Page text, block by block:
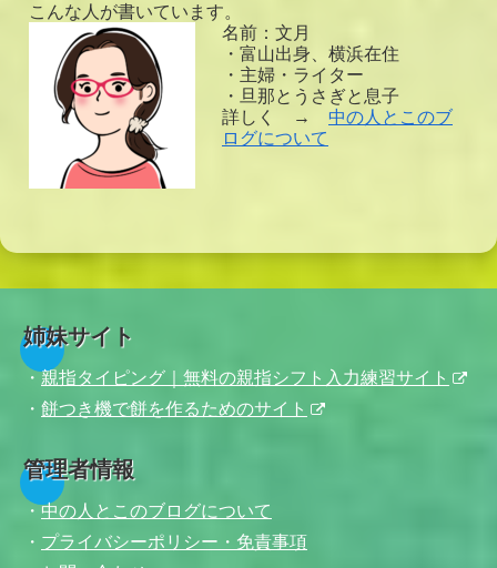
こんな人が書いています。
名前：文月
・富山出身、横浜在住
・主婦・ライター
・旦那とうさぎと息子
詳しく → 中の人とこのブ
ログについて
姉妹サイト
・親指タイピング｜無料の親指シフト入力練習サイト
・ 餅つき機で餅を作るためのサイト
管理者情報
・中の人とこのブログについて
・ プライバシーポリシー・免責事項